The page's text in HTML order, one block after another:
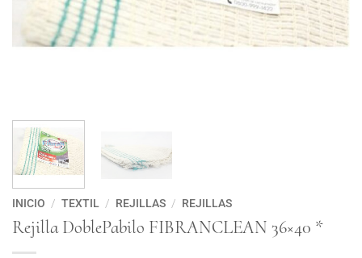
INICIO / TEXTIL / REJILLAS / REJILLAS
Rejilla DoblePabilo FIBRANCLEAN 36×40 *